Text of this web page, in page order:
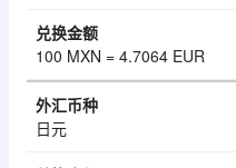
100 MXN = 4.7064 EUR
日元